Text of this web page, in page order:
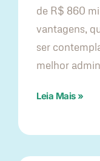
de R$ 860
vantagens,
ser
melhor
Leia Mais »